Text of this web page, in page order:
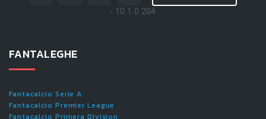
- 10.1.0.204
FANTALEGHE
Fantacalcio Serie A
Fantacalcio Premier League
Fantacalcio Primera Division